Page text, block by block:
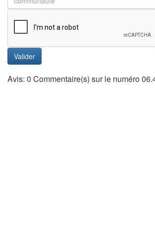
Valider
Avis: 0 Commentaire(s) sur le numéro